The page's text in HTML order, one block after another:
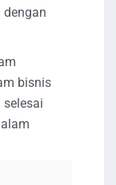
dengan
bisnis